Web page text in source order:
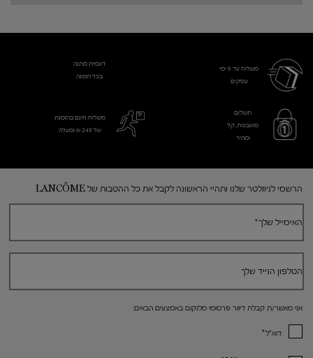
משלוח עד 6 ימי
עסקים​
דוגמית מתנה
בכל הזמנה
תשלום
מאובטח, קל
ומהיר
משלוח חינם בהזמנת
של 249 ₪ ומעלה
הרשמי לניוזלטר שלנו ותהיי הראשונה לקבל את כל ההטבות של LANCÔME
האימייל שלך*
הטלפון הנייד שלך
אני מאשר/ת קבלת דיוור פרסומי מלנקום באמצעים הבאים:
דוא"ל*